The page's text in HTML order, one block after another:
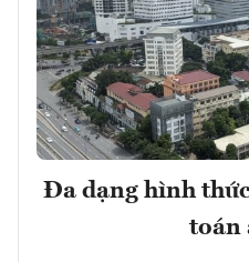
Đa dạng hình
toán